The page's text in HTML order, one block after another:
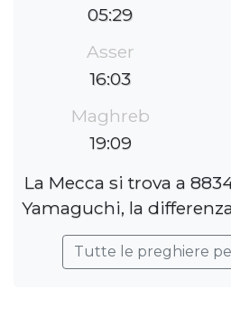
05:29
Asser
16:03
Maghreb
19:09
La Mecca si trova a
Yamaguchi, la
Tutte le preghiere